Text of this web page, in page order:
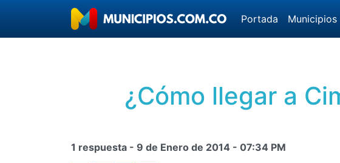
Portada Municipios
¿Cómo llegar a
1 respuesta - 9 de Enero de 2014 - 07:34 PM